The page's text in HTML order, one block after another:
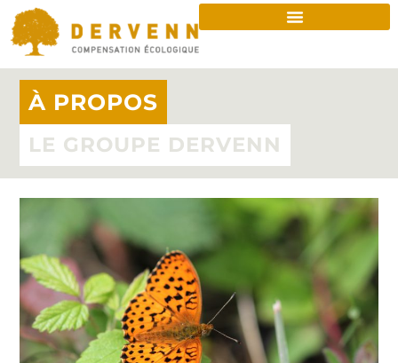
À PROPOS
LE GROUPE DERVENN